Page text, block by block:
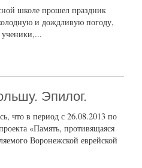
школе прошел праздник
и дождливую погоду,
ученики,...
Эпилог.
что в период с 26.08.2013 по
«Память, противящаяся
Воронежской еврейской